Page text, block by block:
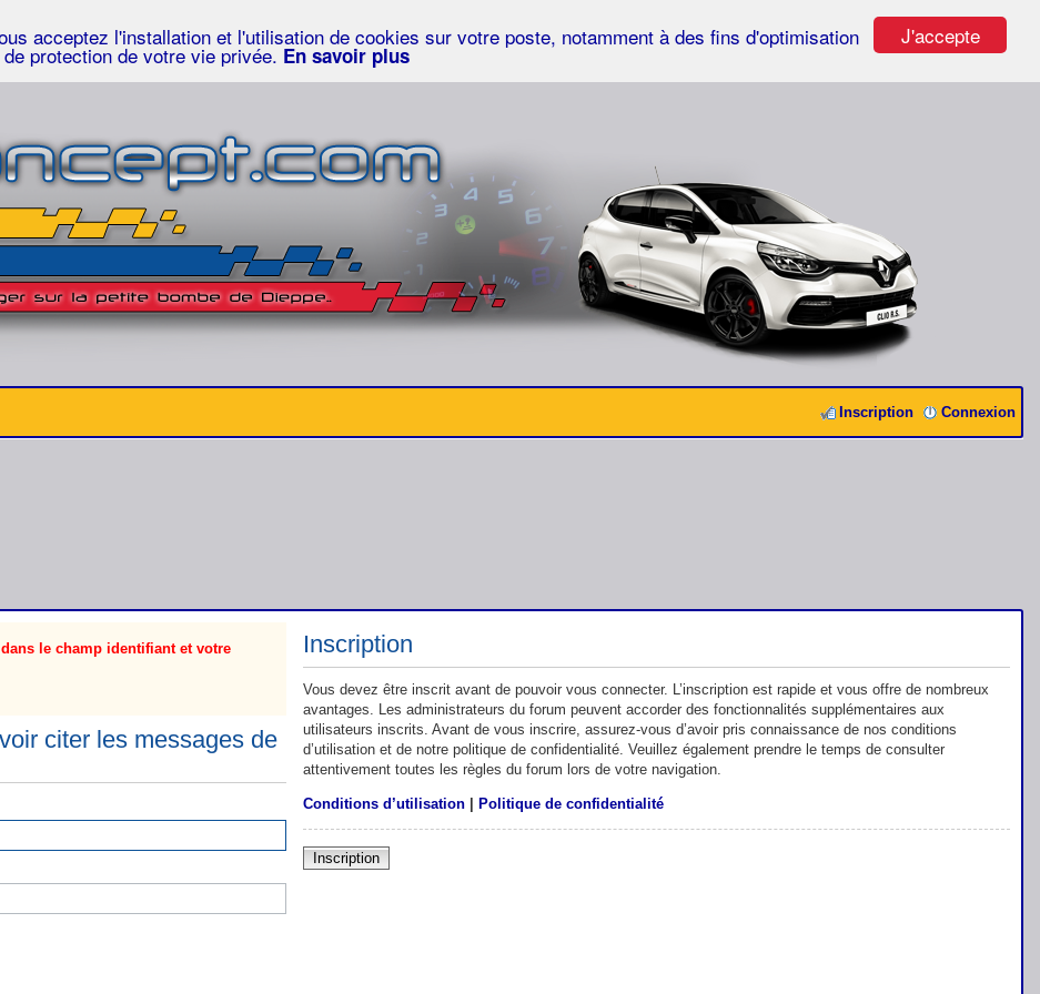
J'accepte
acceptez l'installation et l'utilisation de cookies sur votre poste, notamment à des fins d'optimisation
protection de votre vie privée. En savoir plus
Connexion
Inscription
le champ identifiant et votre
citer les messages de
Inscription
Vous devez être inscrit avant de pouvoir vous connecter. L’inscription est rapide et vous offre de nombreux
avantages. Les administrateurs du forum peuvent accorder des fonctionnalités supplémentaires aux
utilisateurs inscrits. Avant de vous inscrire, assurez-vous d’avoir pris connaissance de nos conditions
d’utilisation et de notre politique de confidentialité. Veuillez également prendre le temps de consulter
attentivement toutes les règles du forum lors de votre navigation.
Conditions d’utilisation| Politique de confidentialité
Inscription